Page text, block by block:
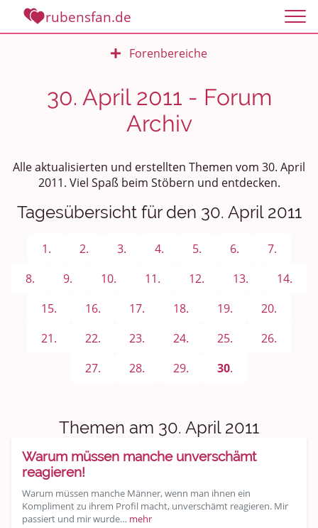
rubensfan.de
Forenbereiche
Rundum Leben
Politik und Weltgeschehen
Persönliches
Treffen und Stammtische
Ü100 Party - Fanecke
Gesundheit & Wellness
Medien & Showgeschäft
Kochen, Backen und Genießen
Anregungen und Support
Spiel, Spaß und Sinnlosigkeit
30. April 2011 - Forum
Archiv
Alle aktualisierten und erstellten Themen vom 30. April
2011. Viel Spaß beim Stöbern und entdecken.
Tagesübersicht für den 30. April 2011
1. 2. 3. 4. 5. 6.
7.
8.
9. 10. 11. 12. 13.
14.
15.
16. 17. 18. 19.
20.
21.
22. 23. 24. 25.
26.
27.
28. 29. 30.
Themen am 30. April 2011
Warum müssen manche unverschämt
reagieren!
Warum müssen manche Männer, wenn man ihnen ein
Kompliment zu ihrem Profil macht, unverschämt reagieren. Mir
passiert und mir wurde… mehr